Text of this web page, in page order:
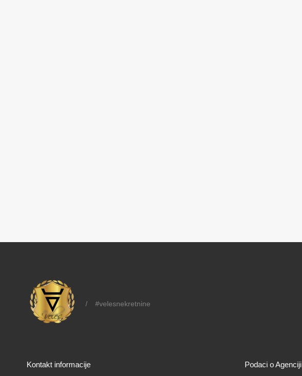
/ #velesnekretnine
Kontakt informacije Podaci o Agenciji